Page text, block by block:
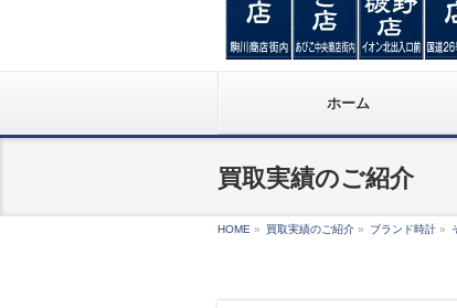
ホーム
買取実績のご紹介
HOME » 買取実績のご紹介 » ブランド時計 »